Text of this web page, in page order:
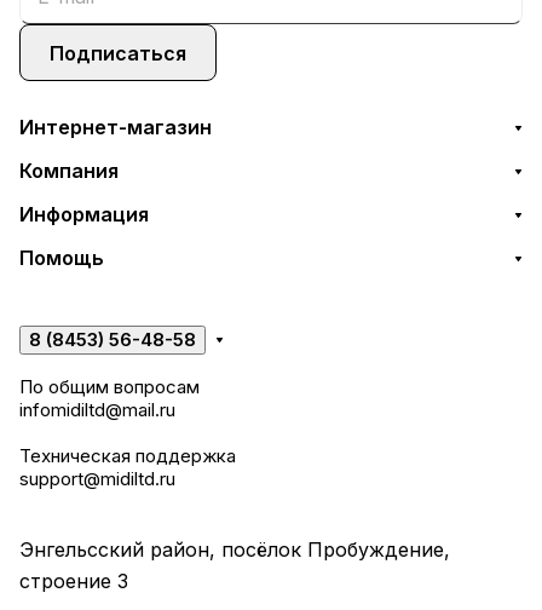
Подписаться
Интернет-магазин
Компания
Информация
Помощь
8 (8453) 56-48-58
По общим вопросам
infomidiltd@mail.ru
Техническая поддержка
support@midiltd.ru
Энгельсский район, посёлок Пробуждение,
строение 3